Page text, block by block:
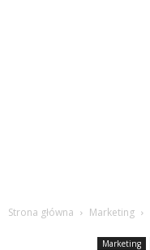
Strona główna Marketing
Marketing